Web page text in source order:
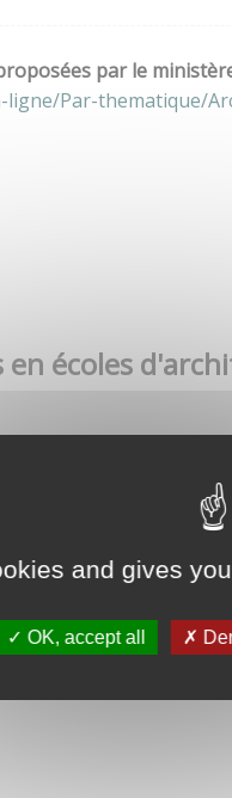
and gives
OK, accept all
par le
Par-thematique/
écoles